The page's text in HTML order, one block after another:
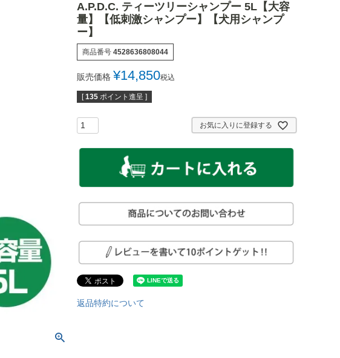
A.P.D.C. ティーツリーシャンプー 5L【大容
量】【低刺激シャンプー】【犬用シャンプ
ー】
商品番号 4528636808044
販売価格 ¥14,850税込
[ 135 ポイント進呈 ]
お気に入りに登録する
返品特約について